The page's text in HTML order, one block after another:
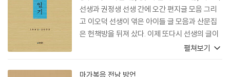
선생과 권정생 선생 간에 오간 편지글 모음 그리
고 이오덕 선생이 엮은 아이들 글 모음과 산문집
은 헌책방을 뒤져 샀다. 이제 또다시 선생의 글이
나온다 하니, 벌써부터 가슴이 설렌다. 그러고 보
펼쳐보기
마가복음 전남 방언